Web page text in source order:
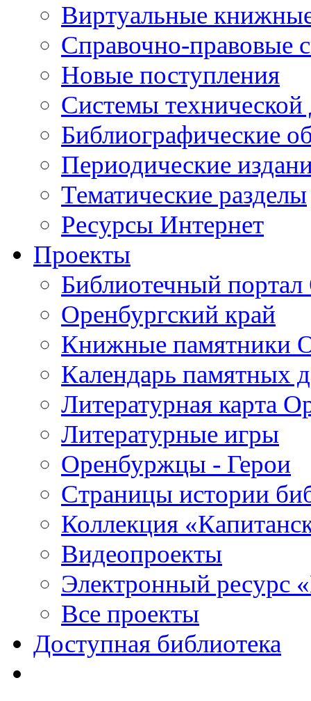
Виртуальные
Справочно-правовые
Новые поступления
Cистемы
Библиографические
Периодические
Тематические разделы
Ресурсы Интернет
Проекты
Библиотечный портал
Оренбургский край
Книжные памятники
Календарь памятных
Литературная карта
Литературные игры
Оренбуржцы - Герои
Страницы истории
Коллекция
Видеопроекты
Электронный ресурс
Все проекты
Доступная библиотека